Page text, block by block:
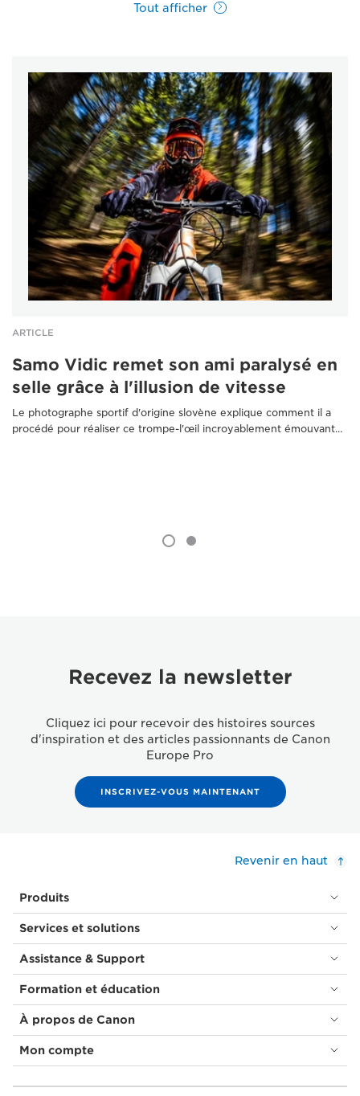
Tout afficher
ARTICLE
Samo Vidic remet son ami paralysé en
selle grâce à l'illusion de vitesse
Le photographe sportif d'origine slovène explique comment il a
procédé pour réaliser ce trompe-l'œil incroyablement émouvant…
Recevez la newsletter
Cliquez ici pour recevoir des histoires sources
d'inspiration et des articles passionnants de Canon
Europe Pro
INSCRIVEZ-VOUS MAINTENANT
Revenir en haut
Produits
Services et solutions
Assistance & Support
Formation et éducation
À propos de Canon
Mon compte